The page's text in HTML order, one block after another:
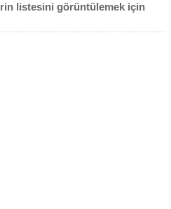
listesini görüntülemek için